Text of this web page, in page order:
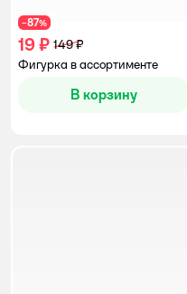
−87%
19 ₽ 149 ₽
Фигурка в ассортименте
В корзину